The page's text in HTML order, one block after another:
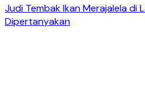
Judi Tembak Ikan Merajalela di
Dipertanyakan